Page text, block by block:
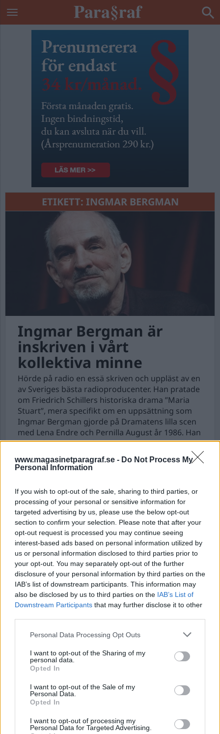
www.magasinetparagraf.se - Do Not Process My
Personal Information
If you wish to opt-out of the sale, sharing to third parties, or
processing of your personal or sensitive information for
targeted advertising by us, please use the below opt-out
section to confirm your selection. Please note that after your
opt-out request is processed you may continue seeing
interest-based ads based on personal information utilized by
us or personal information disclosed to third parties prior to
your opt-out. You may separately opt-out of the further
disclosure of your personal information by third parties on the
IAB’s list of downstream participants. This information may
also be disclosed by us to third parties on the IAB’s List of
Downstream Participants that may further disclose it to other
Personal Data Processing Opt Outs
I want to opt-out of the Sharing of my
personal data.
Opted In
I want to opt-out of the Sale of my
Personal Data.
Opted In
I want to opt-out of processing my
Personal Data for Targeted Advertising.
ETIKETT: INGMAR BERGMAN
Ingmar Bergman är
inskriven i vårt
kollektiva minne
Hörde på radio en essä skriven och uppläst av en
av Sveriges bästa radioproducenter. Han pratade
om Friedrich Schillers historiska drama ”Maria
Stuart”, mera specifikt om en uppsättning som
Ingmar Bergman gjorde på Dramatens lilla scen
med Lena Endre och Pernilla August år 1986. Han
sa att det var en av de pjäser som mest
påverkade hans syn på teaterkonsten.
Alf Henrikson kontra
Olof Lagercrantz
mina kära väninnor, en utomordentligt väl beläst,
charmig och därutöver humoristisk kvinna, fyller
år – sista gången som 50 plus. Hon älskar Alf
Henrikson, eller snarare hans penna, och hon sa
som jag skriver påminner henne i mångt och
mycket om Alf Henriksons tänk och exekvering.